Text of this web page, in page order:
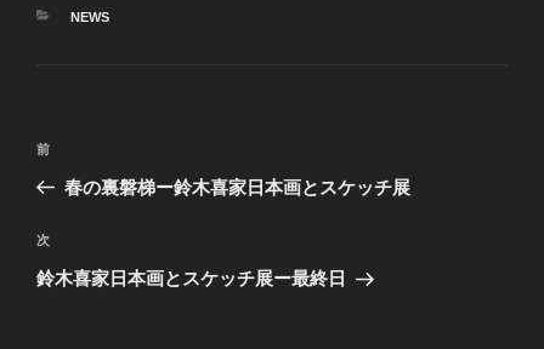
カ
NEWS
投
ビ
ゲ
前
の
稿
前
春の裏磐梯ー鈴木喜家日本画とスケッチ展
次
の
次
鈴木喜家日本画とスケッチ展ー最終日